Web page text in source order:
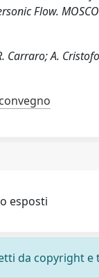
Flow.
Carraro; A.
esposti
da copyright